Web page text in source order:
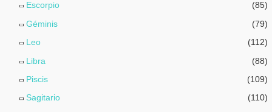
Escorpio (85)
Géminis (79)
Leo (112)
Libra (88)
Piscis (109)
Sagitario (110)